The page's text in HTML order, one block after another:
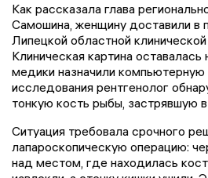
Как рассказала глава
Самошина, женщину доставили в
Липецкой областной
Клиническая картина
медики назначили
исследования рентгенолог
тонкую кость рыбы, застрявшую
Ситуация требовала срочного
лапароскопическую операцию:
над местом, где находилась